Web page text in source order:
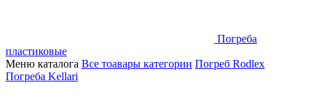
Погреба
пластиковые
Меню каталога Все тоавары категории Погреб Rodlex
Погреба Kellari